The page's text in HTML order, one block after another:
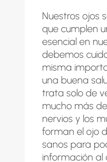
Nuestros ojos
que cumplen
esencial en
debemos
misma
una buena
trata solo de
mucho más
nervios y los
forman el ojo
sanos para
información al